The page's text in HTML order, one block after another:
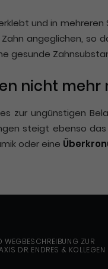
und in
angeglichen, so
gesunde
nicht mehr
zur ungünstigen
steigt ebenso
oder eine
WEGBESCHREIBUNG ZUR
DR. ENDRES & KOLLEGEN